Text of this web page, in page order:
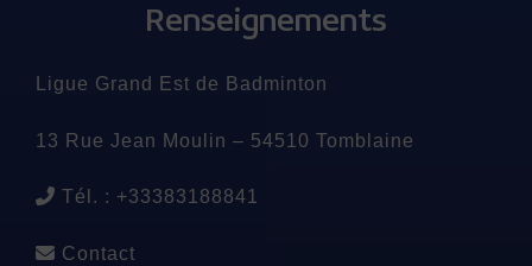
Renseignements
Ligue Grand Est de Badminton
13 Rue Jean Moulin – 54510 Tomblaine
Tél. : +33383188841
Contact